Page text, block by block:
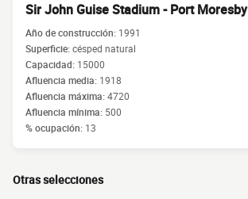
Sir John Guise Stadium - Port Moresby
Año de construcción: 1991
Superficie:césped natural
Capacidad: 15000
Afluencia media: 1918
Afluencia máxima:4720
Afluencia mínima: 500
% ocupación: 13
Otras selecciones